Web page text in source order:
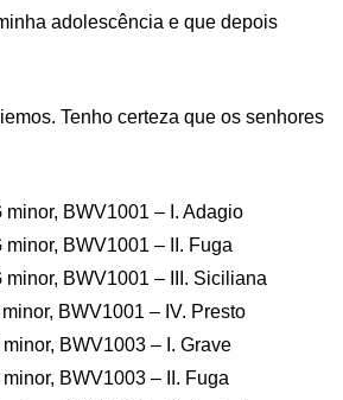
adolescência e que depois
Tenho certeza que os senhores
BWV1001 – I. Adagio
BWV1001 – II. Fuga
minor, BWV1001 – III. Siciliana
BWV1001 – IV. Presto
BWV1003 – I. Grave
BWV1003 – II. Fuga